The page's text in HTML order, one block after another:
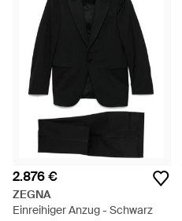
2.876 €
ZEGNA
Einreihiger Anzug - Schwarz